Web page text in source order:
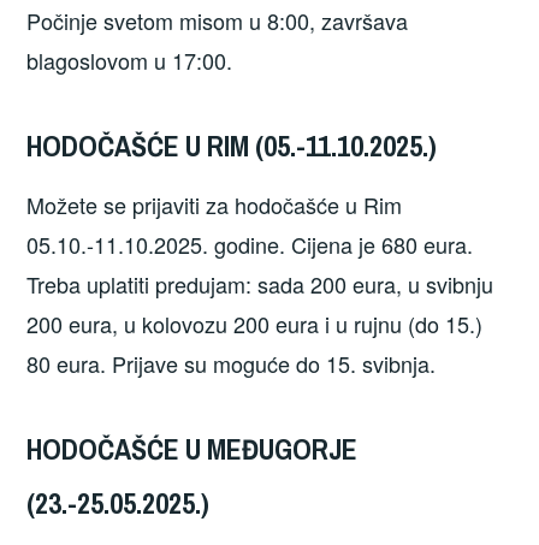
Počinje svetom misom u 8:00, završava
blagoslovom u 17:00.
HODOČAŠĆE U RIM (05.-11.10.2025.)
Možete se prijaviti za hodočašće u Rim
05.10.-11.10.2025. godine. Cijena je 680 eura.
Treba uplatiti predujam: sada 200 eura, u svibnju
200 eura, u kolovozu 200 eura i u rujnu (do 15.)
80 eura. Prijave su moguće do 15. svibnja.
HODOČAŠĆE U MEĐUGORJE
(23.-25.05.2025.)